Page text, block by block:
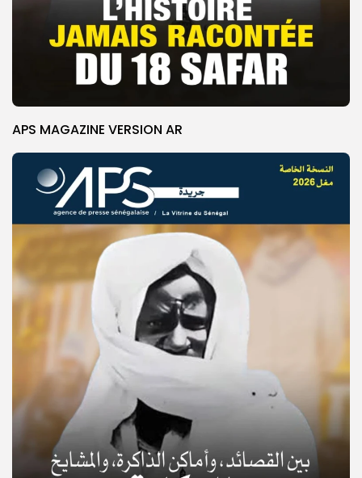
© Copyright 2025, APS
APS MAGAZINE VERSION AR